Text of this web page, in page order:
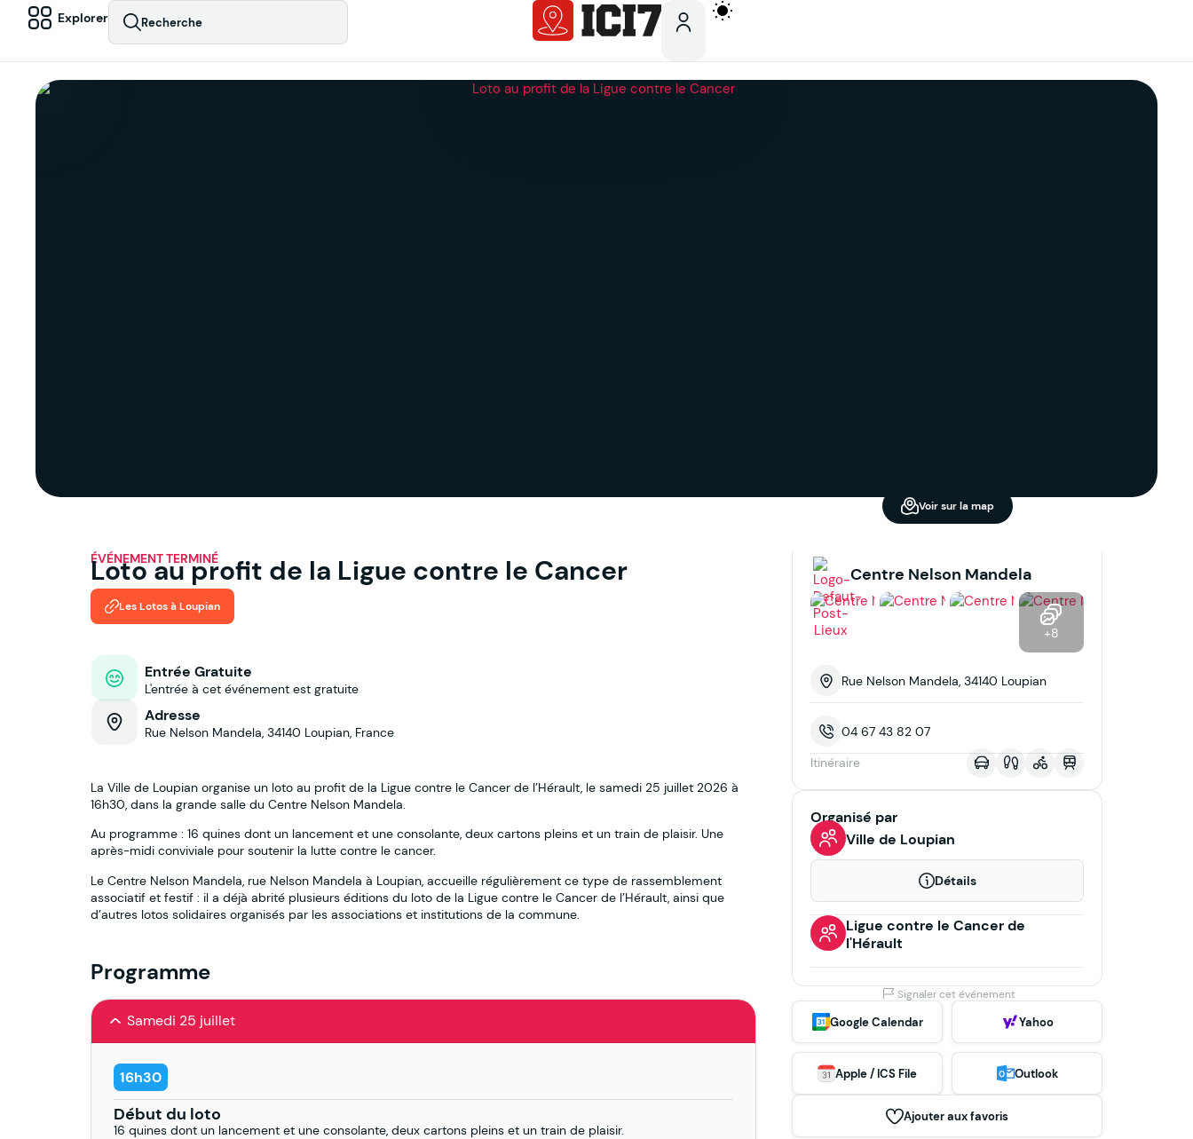
Explorer Recherche
ÉVÉNEMENT TERMINÉ
Loto au profit de la Ligue contre le Cancer
Entrée Gratuite
L'entrée à cet événement est gratuite
Adresse
Rue Nelson Mandela, 34140 Loupian, France
La Ville de Loupian organise un loto au profit de la Ligue contre le Cancer de l’Hérault, le samedi 25 juillet 2026 à
16h30, dans la grande salle du Centre Nelson Mandela.
Au programme : 16 quines dont un lancement et une consolante, deux cartons pleins et un train de plaisir. Une
après-midi conviviale pour soutenir la lutte contre le cancer.
Le Centre Nelson Mandela, rue Nelson Mandela à Loupian, accueille régulièrement ce type de rassemblement
associatif et festif : il a déjà abrité plusieurs éditions du loto de la Ligue contre le Cancer de l’Hérault, ainsi que
d’autres lotos solidaires organisés par les associations et institutions de la commune.
Les Lotos à Loupian
Programme
Samedi 25 juillet
16h30
Début du loto
16 quines dont un lancement et une consolante, deux cartons pleins et un train de plaisir.
Voir sur la map
Centre Nelson Mandela
+8
Rue Nelson Mandela, 34140 Loupian
04 67 43 82 07
Itinéraire
Organisé par
Ville de Loupian
Détails
Ligue contre le Cancer de
l'Hérault
Signaler cet événement
Google Calendar Yahoo
Apple / ICS File Outlook
Ajouter aux favoris